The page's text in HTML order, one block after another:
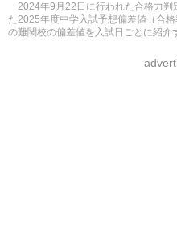
2024年9月22日に行われた合格力判
た2025年度中学入試予想偏差値（合
の難関校の偏差値を入試日ごとに紹介